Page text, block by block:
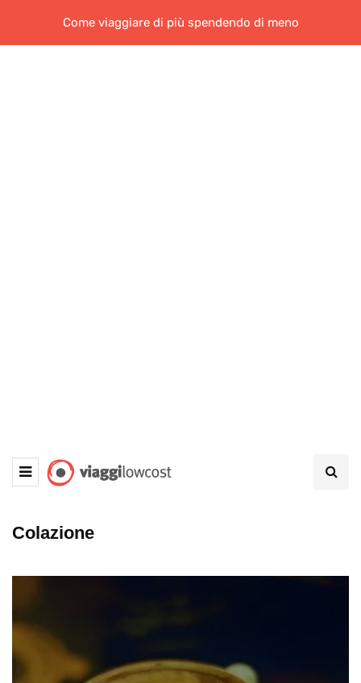
Come viaggiare di più spendendo di meno
Colazione